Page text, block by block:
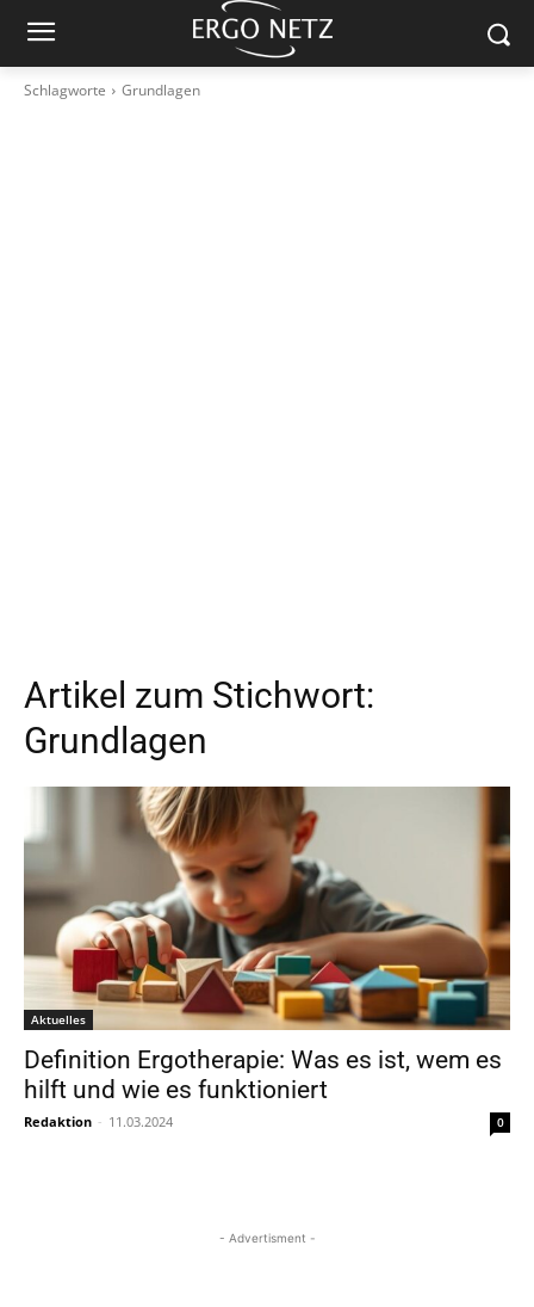
Schlagworte Grundlagen
Artikel zum Stichwort:
Grundlagen
Aktuelles
Definition Ergotherapie: Was es ist, wem es
hilft und wie es funktioniert
Redaktion - 11.03.2024 0
- Advertisment -